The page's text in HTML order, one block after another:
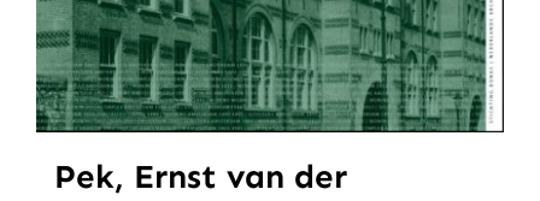
Pek, Ernst van der